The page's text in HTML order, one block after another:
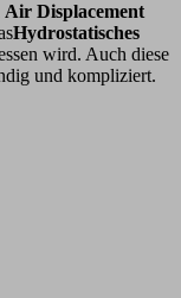
Air Displacement
Hydrostatisches
wird. Auch diese
und kompliziert.